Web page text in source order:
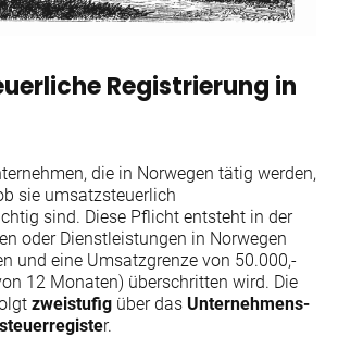
Registrierung in
die in Norwegen tätig werden,
sie umsatzsteuerlich
sind. Diese Pflicht entsteht in der
oder Dienstleistungen in Norwegen
und eine Umsatzgrenze von 50.000,-
12 Monaten) überschritten wird. Die
zweistufig über das Unternehmens-
r.